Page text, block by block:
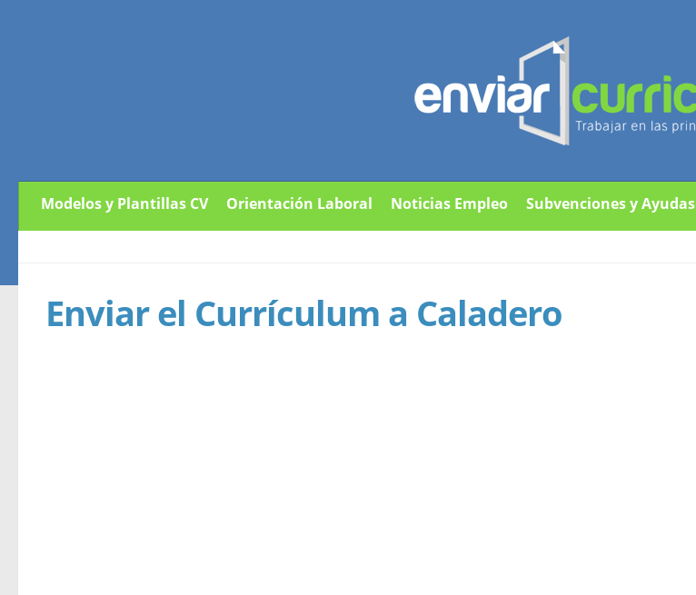
Modelos y Plantillas CV Orientación Laboral Noticias Empleo Subvenciones y Ayudas
Enviar el Currículum a Caladero